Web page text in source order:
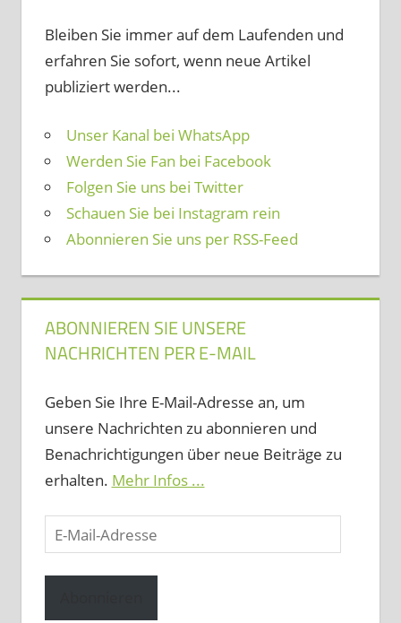
Bleiben Sie immer auf dem Laufenden und
erfahren Sie sofort, wenn neue Artikel
publiziert werden...
Unser Kanal bei WhatsApp
Werden Sie Fan bei Facebook
Folgen Sie uns bei Twitter
Schauen Sie bei Instagram rein
Abonnieren Sie uns per RSS-Feed
ABONNIEREN SIE UNSERE
NACHRICHTEN PER E-MAIL
Geben Sie Ihre E-Mail-Adresse an, um
unsere Nachrichten zu abonnieren und
Benachrichtigungen über neue Beiträge zu
erhalten. Mehr Infos ...
E-
Mail-
Adresse